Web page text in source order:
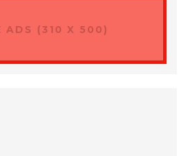
ADS (310 X 500)